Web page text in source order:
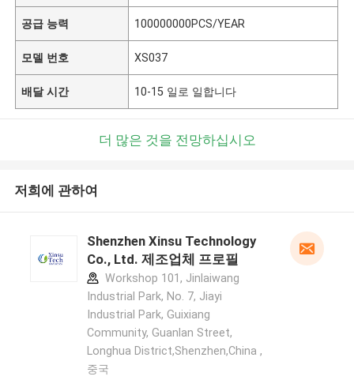
공급 능력 100000000PCS/YEAR
모델 번호 XS037
배달 시간 10-15 일로 일합니다
더 많은 것을 전망하십시오
저희에 관하여
Shenzhen Xinsu Technology
Co., Ltd. 제조업체 프로필
Workshop 101, Jinlaiwang
Industrial Park, No. 7, Jiayi
Industrial Park, Guixiang
Community, Guanlan Street,
Longhua District,Shenzhen,China ,
중국